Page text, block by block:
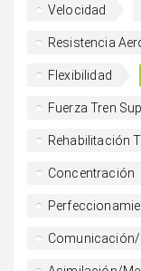
Velocidad
Resistencia
Flexibilidad
Fuerza Tren
Rehabilitación
Concentración
Comunicación/